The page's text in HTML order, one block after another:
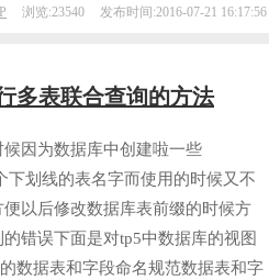
浏览:23540 发布时间:2016-07-21 16:17:56
多表联合查询的方法
因为数据库中创建啦一些
下划线的表名字而使用的时候又不
以后修改数据库表前缀的时候方
错误下面是对tp5中数据库的视图
数据表和字段命名规范数据表和字